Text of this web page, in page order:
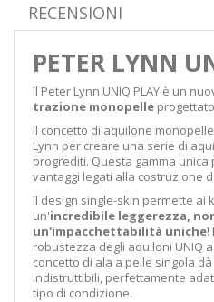
RECENSIONI
PETER LYNN
Il Peter Lynn UNIQ PLAY è un
trazione monopelle
Il concetto di aquilone
Lynn per creare una serie di
progrediti. Questa gamma
vantaggi legati alla costruzione
Il design single-skin permette ai
un'incredibile leggerezza,
un'impacchettabilità uniche!
robustezza degli aquiloni UNIQ
concetto di ala a pelle singola
indistruttibili, perfettamente
tipo di condizione.